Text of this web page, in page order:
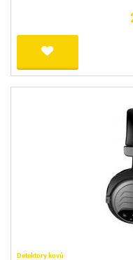
Detektory kovů